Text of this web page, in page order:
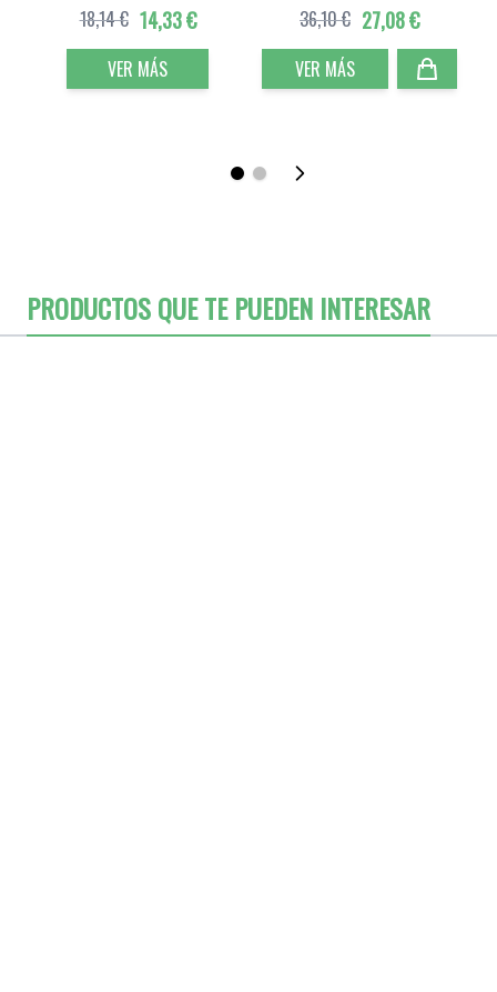
14,33 €
18,14 €
VER MÁS
27,08 €
36,10 €
VER MÁS
PRODUCTOS QUE TE PUEDEN INTERESAR